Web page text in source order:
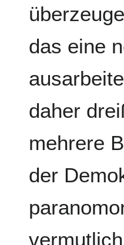
das eine
daher
mehrere
der